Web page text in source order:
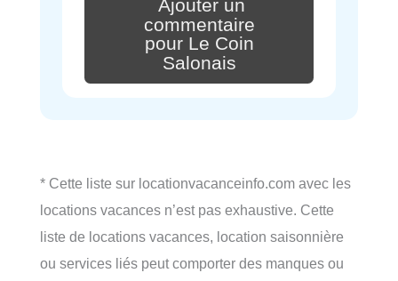
Ajouter un
commentaire
pour Le Coin
Salonais
* Cette liste sur locationvacanceinfo.com avec les
locations vacances n’est pas exhaustive. Cette
liste de locations vacances, location saisonnière
ou services liés peut comporter des manques ou